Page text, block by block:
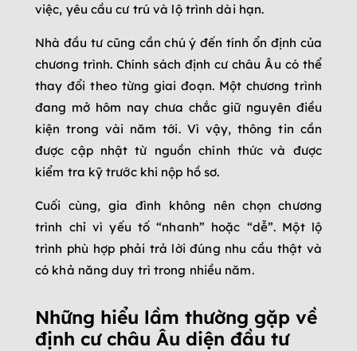
việc, yêu cầu cư trú và lộ trình dài hạn.
Nhà đầu tư cũng cần chú ý đến tính ổn định của
chương trình. Chính sách định cư châu Âu có thể
thay đổi theo từng giai đoạn. Một chương trình
đang mở hôm nay chưa chắc giữ nguyên điều
kiện trong vài năm tới. Vì vậy, thông tin cần
được cập nhật từ nguồn chính thức và được
kiểm tra kỹ trước khi nộp hồ sơ.
Cuối cùng, gia đình không nên chọn chương
trình chỉ vì yếu tố “nhanh” hoặc “dễ”. Một lộ
trình phù hợp phải trả lời đúng nhu cầu thật và
có khả năng duy trì trong nhiều năm.
Những hiểu lầm thường gặp về
định cư châu Âu diện đầu tư